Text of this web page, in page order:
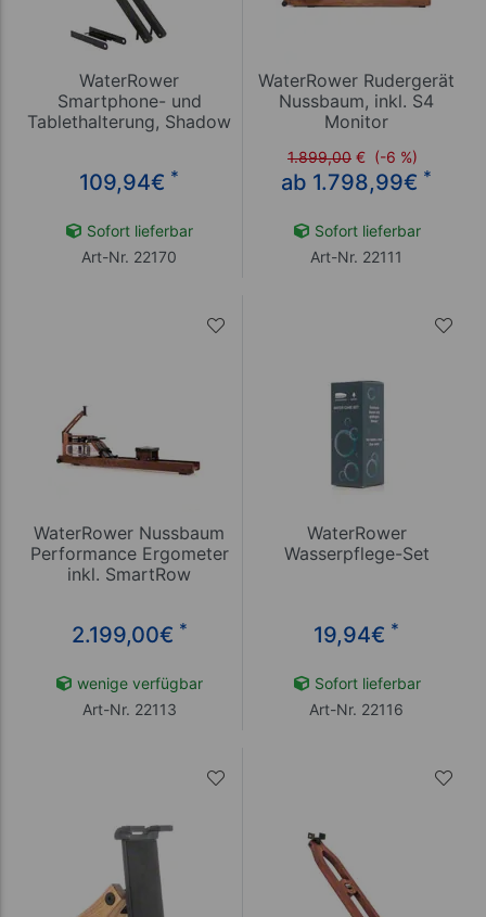
WaterRower
Smartphone- und
Tablethalterung, Shadow
109,94€ *
Sofort lieferbar
Art-Nr. 22170
WaterRower Rudergerät
Nussbaum, inkl. S4
Monitor
1.899,00 € (-6 %)
ab 1.798,99€ *
Sofort lieferbar
Art-Nr. 22111
WaterRower Nussbaum
Performance Ergometer
inkl. SmartRow
2.199,00€ *
wenige verfügbar
Art-Nr. 22113
WaterRower
Wasserpflege-Set
19,94€ *
Sofort lieferbar
Art-Nr. 22116